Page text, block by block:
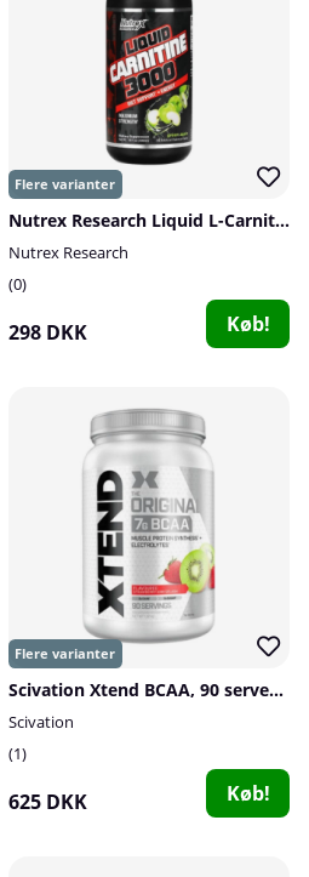
Nutrex Research Liquid L-Carnitine 3000, 480 ml
Nutrex Research
0
298 DKK Køb!
Scivation Xtend BCAA, 90 serveringar
Scivation
1
625 DKK Køb!